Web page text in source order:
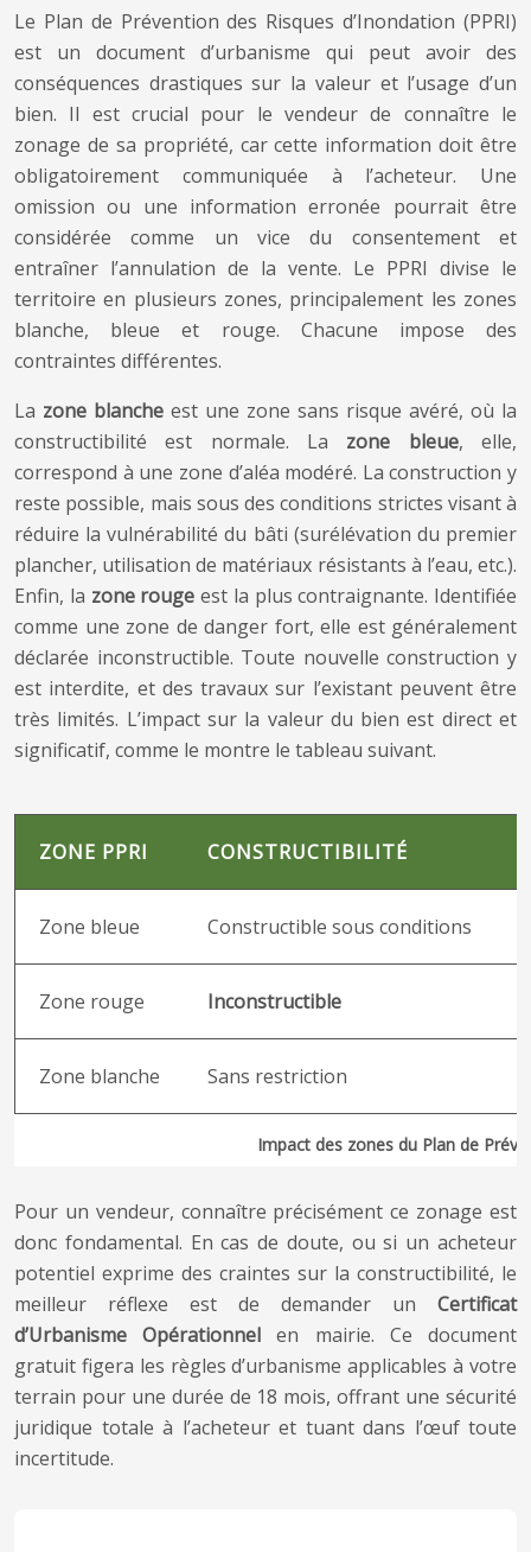
Le Plan de Prévention des Risques d’Inondation (PPRI)
est un document d’urbanisme qui peut avoir des
conséquences drastiques sur la valeur et l’usage d’un
bien. Il est crucial pour le vendeur de connaître le
zonage de sa propriété, car cette information doit être
obligatoirement communiquée à l’acheteur. Une
omission ou une information erronée pourrait être
considérée comme un vice du consentement et
entraîner l’annulation de la vente. Le PPRI divise le
territoire en plusieurs zones, principalement les zones
blanche, bleue et rouge. Chacune impose des
contraintes différentes.
La zone blanche est une zone sans risque avéré, où la
constructibilité est normale. La zone bleue, elle,
correspond à une zone d’aléa modéré. La construction y
reste possible, mais sous des conditions strictes visant à
réduire la vulnérabilité du bâti (surélévation du premier
plancher, utilisation de matériaux résistants à l’eau, etc.).
Enfin, la zone rouge est la plus contraignante. Identifiée
comme une zone de danger fort, elle est généralement
déclarée inconstructible. Toute nouvelle construction y
est interdite, et des travaux sur l’existant peuvent être
très limités. L’impact sur la valeur du bien est direct et
significatif, comme le montre le tableau suivant.
Impact des zones du Plan de
ZONE PPRI CONSTRUCTIBILITÉ
Zone bleue Constructible sous conditions
Zone rouge Inconstructible
Zone blanche Sans restriction
Pour un vendeur, connaître précisément ce zonage est
donc fondamental. En cas de doute, ou si un acheteur
potentiel exprime des craintes sur la constructibilité, le
meilleur réflexe est de demander un Certificat
d’Urbanisme Opérationnel en mairie. Ce document
gratuit figera les règles d’urbanisme applicables à votre
terrain pour une durée de 18 mois, offrant une sécurité
juridique totale à l’acheteur et tuant dans l’œuf toute
incertitude.